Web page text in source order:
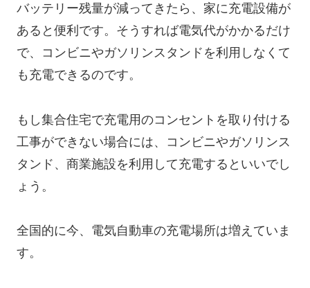
バッテリー残量が減ってきたら、家に充電設備が
あると便利です。そうすれば電気代がかかるだけ
で、コンビニやガソリンスタンドを利用しなくて
も充電できるのです。
もし集合住宅で充電用のコンセントを取り付ける
工事ができない場合には、コンビニやガソリンス
タンド、商業施設を利用して充電するといいでし
ょう。
全国的に今、電気自動車の充電場所は増えていま
す。